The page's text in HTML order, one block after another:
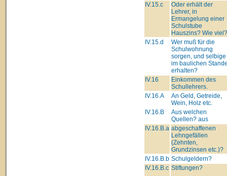
IV.15.c
Oder erhält der
Lehrer, in
Ermangelung einer
Schulstube
Hauszins? Wie viel?
IV.15.d
Wer muß für die
Schulwohnung
sorgen, und selbige
im baulichen
erhalten?
IV.16
Einkommen des
Schullehrers.
IV.16.A
An Geld, Getreide,
Wein, Holz etc.
IV.16.B
Aus welchen
Quellen? aus
IV.16.B.a abgeschaffenen
Lehngefällen
(Zehnten,
Grundzinsen etc.)?
IV.16.B.b Schulgeldern?
IV.16.B.c Stiftungen?